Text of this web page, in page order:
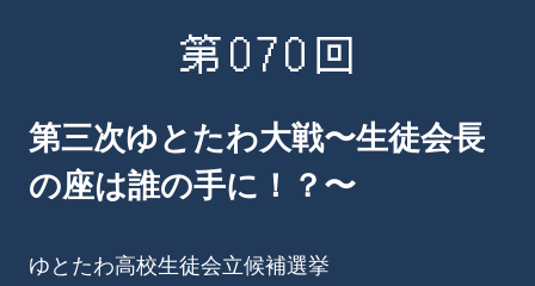
第070回
第三次ゆとたわ大戦〜生徒会長
の座は誰の手に！？〜
ゆとたわ高校生徒会立候補選挙